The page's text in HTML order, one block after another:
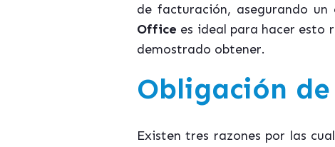
de facturación, asegurando
Office es ideal para hacer esto
demostrado obtener.
Obligación
Existen tres razones por las